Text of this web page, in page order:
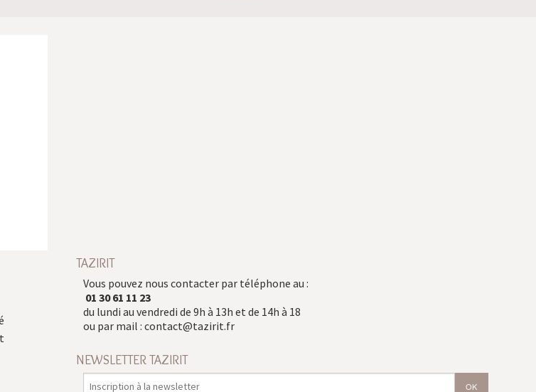
TAZIRIT
Vous pouvez nous contacter par téléphone au :
01 30 61 11 23
du lundi au vendredi de 9h à 13h et de 14h à 18
ou par mail : contact@tazirit.fr
NEWSLETTER TAZIRIT